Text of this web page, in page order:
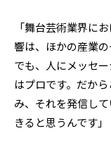
「舞台芸術業界に
響は、ほかの産業
でも、人にメッセ
はプロです。だか
み、それを発信し
きると思うんです」